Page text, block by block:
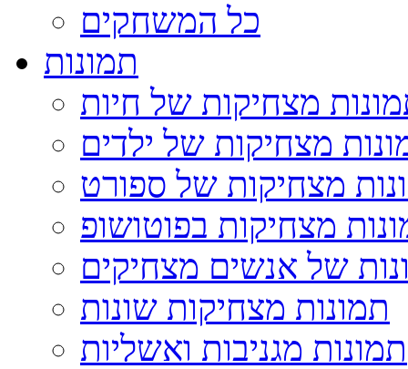
כל המשחקים
תמונות
מצחיקות של חיות
מצחיקות של ילדים
מצחיקות של ספורט
מצחיקות בפוטושופ
של אנשים מצחיקים
תמונות מצחיקות שונות
תמונות מגניבות ואשליות